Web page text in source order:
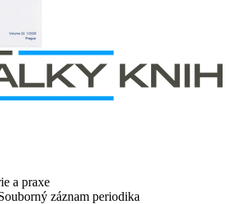
a praxe
záznam periodika